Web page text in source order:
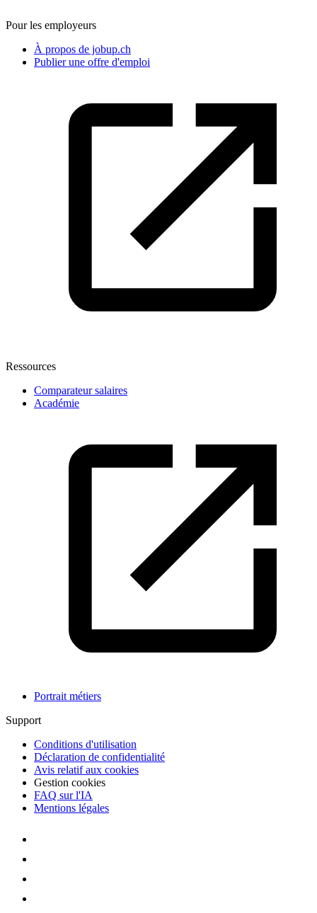
Pour les employeurs
À propos de jobup.ch
Publier une offre d'emploi
Ressources
Comparateur salaires
Académie
Portrait métiers
Support
Conditions d'utilisation
Déclaration de confidentialité
Avis relatif aux cookies
Gestion cookies
FAQ sur l'IA
Mentions légales